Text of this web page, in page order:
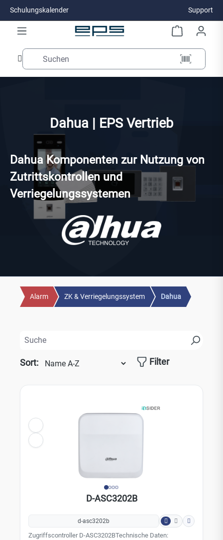
Zum Hauptinhalt springen
Schulungskalender Support
Dahua | EPS Vertrieb
Dahua Komponenten zur Nutzung von
Zutrittskontrollen und
Verriegelungssystemen
Alarm ZK & Verriegelungssystem Dahua
Filter
Sort:
D-ASC3202B
d-asc3202b
Zugriffscontroller D-ASC3202BTechnische Daten: